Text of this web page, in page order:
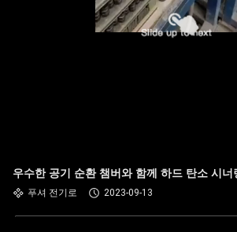
우수한 공기 순환 챔버와 함께 하드 탄소 시너
푸셔 전기로 2023-09-13